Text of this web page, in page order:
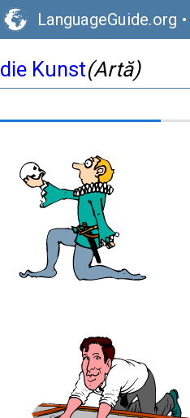
LanguageGuide.org •
die Kunst(Artă)